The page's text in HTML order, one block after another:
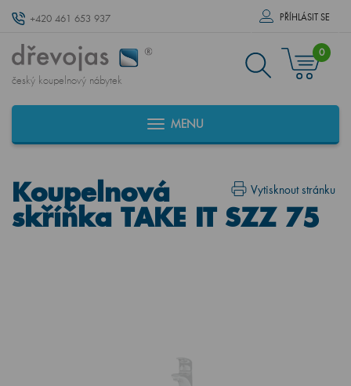
+420 461 653 937 PŘÍHLÁSIT SE
český koupelnový nábytek
0
MENU
Vytisknout stránku
Koupelnová
skříňka TAKE IT SZZ 75